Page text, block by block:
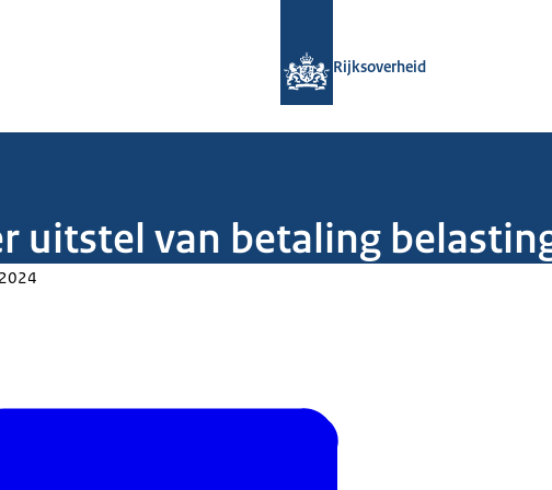
Rijksoverheid
uitstel van betaling